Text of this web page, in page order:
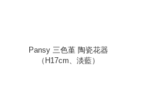
Pansy 三色堇 陶瓷花器
（H17cm、淡藍）